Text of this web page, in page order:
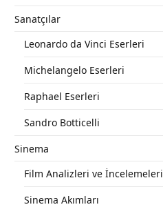
Sanatçılar
Leonardo da Vinci Eserleri
Michelangelo Eserleri
Raphael Eserleri
Sandro Botticelli
Sinema
Film Analizleri ve İncelemeleri
Sinema Akımları